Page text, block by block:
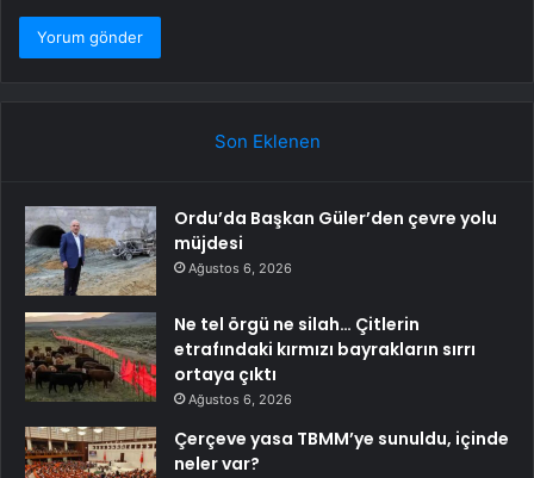
Son Eklenen
Ordu’da Başkan Güler’den çevre yolu
müjdesi
Ağustos 6, 2026
Ne tel örgü ne silah… Çitlerin
etrafındaki kırmızı bayrakların sırrı
ortaya çıktı
Ağustos 6, 2026
Çerçeve yasa TBMM’ye sunuldu, içinde
neler var?